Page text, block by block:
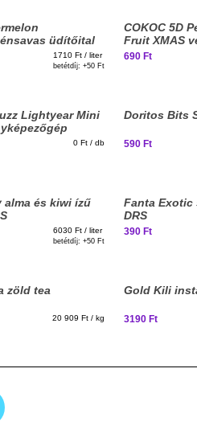
üdítőital
1710 Ft / liter
betétdíj: +50 Ft
COKOC 5D
Fruit XMAS
gumicukor
690 Ft
Lightyear Mini
0 Ft / db
Doritos Bits
590 Ft
alma és kiwi ízű
6030 Ft / liter
betétdíj: +50 Ft
Fanta Exotic
DRS
390 Ft
zöld tea
20 909 Ft / kg
Gold Kili
3190 Ft